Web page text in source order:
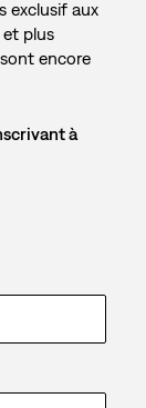
exclusif aux
et plus
encore
à